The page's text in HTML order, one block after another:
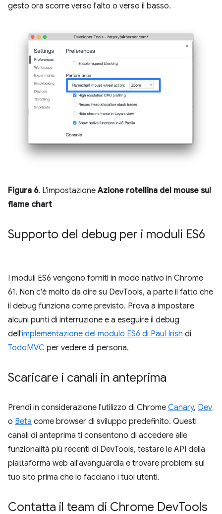
gesto ora scorre verso l'alto o verso il basso.
Figura 6. L'impostazioneAzione rotellina del mouse sul
flame chart
Supporto del debug per i moduli ES6
I moduli ES6 vengono forniti in modo nativo in Chrome
61. Non c'è molto da dire su DevTools, a parte il fatto che
il debug funziona come previsto. Prova a impostare
alcuni punti di interruzione e a eseguire il debug
dell'implementazione del modulo ES6 di Paul Irish di
TodoMVC per vedere di persona.
Scaricare i canali in anteprima
Prendi in considerazione l'utilizzo di Chrome Canary, Dev
o Beta come browser di sviluppo predefinito. Questi
canali di anteprima ti consentono di accedere alle
funzionalità più recenti di DevTools, testare le API della
piattaforma web all'avanguardia e trovare problemi sul
tuo sito prima che lo facciano i tuoi utenti.
Contatta il team di Chrome DevTools